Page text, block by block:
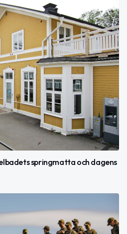
springmatta och dagens